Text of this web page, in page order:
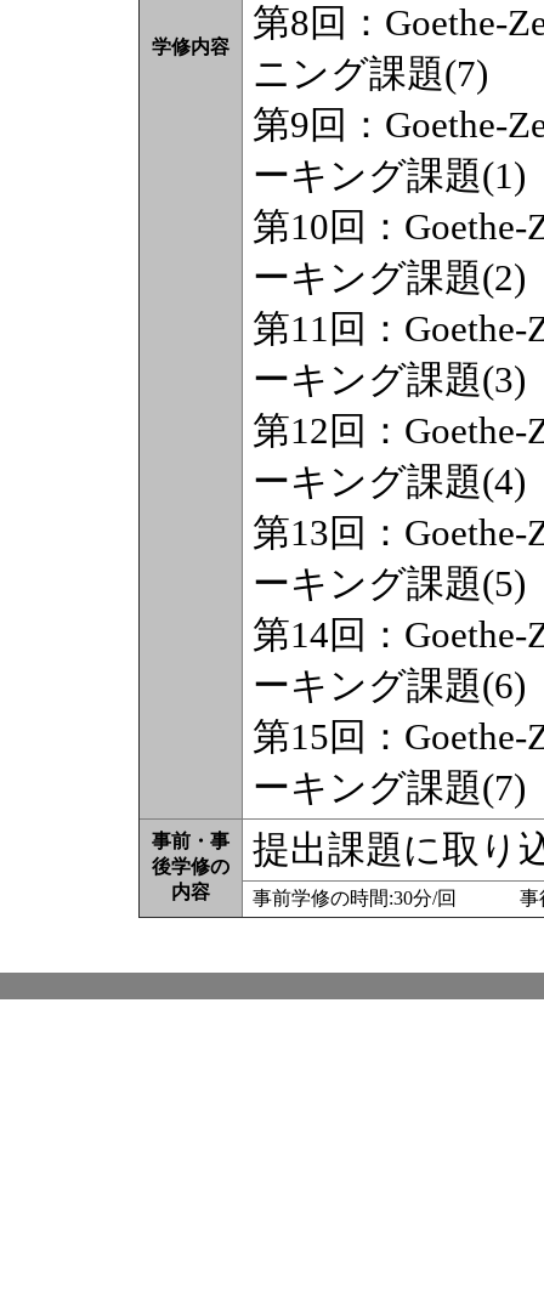
学修内容
第8回：Goethe-
ニング課題(7)
第9回：Goethe-
ーキング課題(1)
第10回：
ーキング課題(2)
第11回：
ーキング課題(3)
第12回：
ーキング課題(4)
第13回：
ーキング課題(5)
第14回：
ーキング課題(6)
第15回：
ーキング課題(7)
事前・事
後学修の
内容
提出課題に取り
事前学修の時間:30分/回 事後